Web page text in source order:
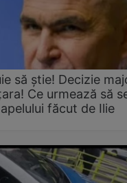
să știe! Decizie
Ce urmează să
făcut de Ilie